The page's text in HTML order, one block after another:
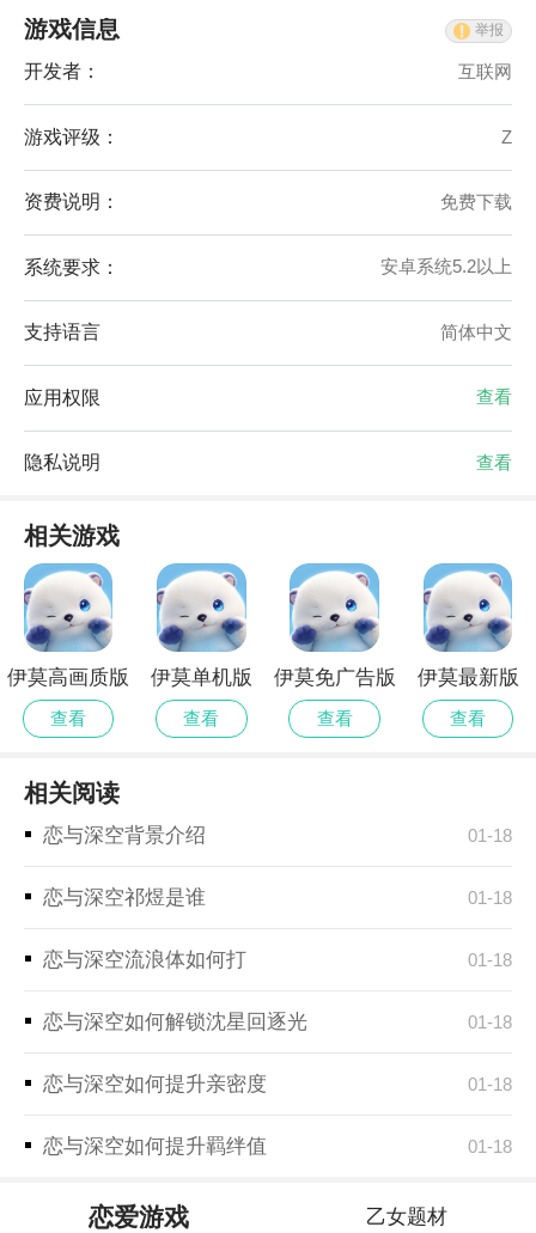
游戏信息 举报
开发者： 互联网
游戏评级： Z
资费说明： 免费下载
系统要求： 安卓系统5.2以上
支持语言 简体中文
应用权限 查看
隐私说明 查看
相关游戏
伊莫高画质版
查看
伊莫单机版
查看
伊莫免广告版
查看
伊莫最新版
查看
相关阅读
恋与深空背景介绍 01-18
恋与深空祁煜是谁 01-18
恋与深空流浪体如何打 01-18
恋与深空如何解锁沈星回逐光 01-18
恋与深空如何提升亲密度 01-18
恋与深空如何提升羁绊值 01-18
恋爱游戏 乙女题材